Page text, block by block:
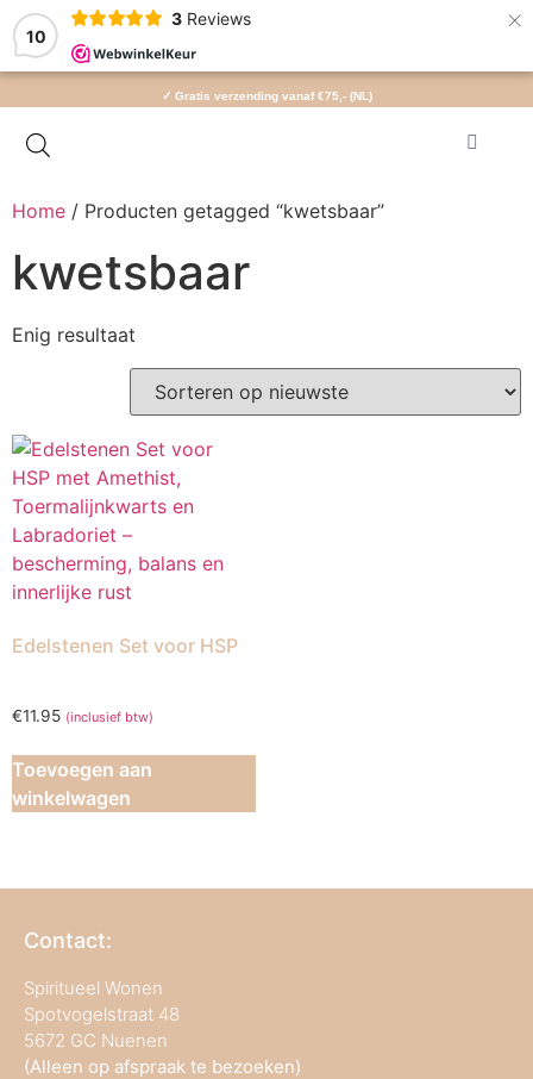
10
3 Reviews ×
✓ Gratis verzending vanaf €75,- (NL)
Home / Producten getagged “kwetsbaar”
kwetsbaar
Enig resultaat
Edelstenen Set voor HSP
€11.95 (inclusief btw)
Toevoegen aan
winkelwagen
Contact:
Spiritueel Wonen
Spotvogelstraat 48
5672 GC Nuenen
(Alleen op afspraak te bezoeken)